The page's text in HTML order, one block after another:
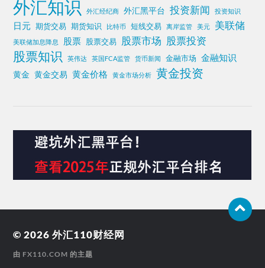
外汇知识 外汇经纪商 外汇黑平台 投资新闻 投资知识
日元 期货交易 期货知识 比特币 短线交易 离岸监管 美元 美联储
美联储加息降息 股票 股票交易 股票市场 股票投资
股票知识 英伟达 英国FCA监管 货币新闻 金融市场 金融知识
黄金 黄金交易 黄金价格 黄金市场分析 黄金投资
© 2026外汇110财经网
由 FX110.COM 的主题